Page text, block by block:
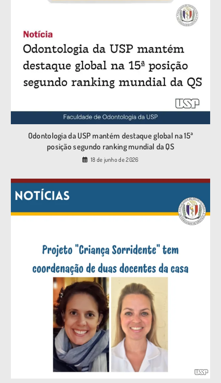
Odontologia da USP mantém destaque global na 15ª
posição segundo ranking mundial da QS
18 de junho de 2026